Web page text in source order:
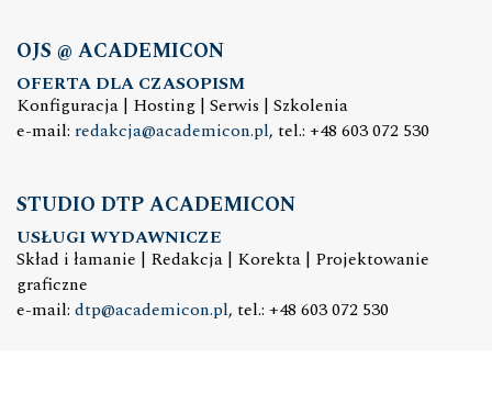
OJS @ ACADEMICON
OFERTA DLA CZASOPISM
Konfiguracja | Hosting | Serwis | Szkolenia
e-mail: redakcja@academicon.pl, tel.: +48 603 072 530
STUDIO DTP ACADEMICON
USŁUGI WYDAWNICZE
Skład i łamanie | Redakcja | Korekta | Projektowanie
graficzne
e-mail: dtp@academicon.pl, tel.: +48 603 072 530